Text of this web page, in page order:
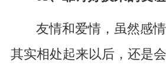
友情和爱情，虽然感
其实相处起来以后，还是